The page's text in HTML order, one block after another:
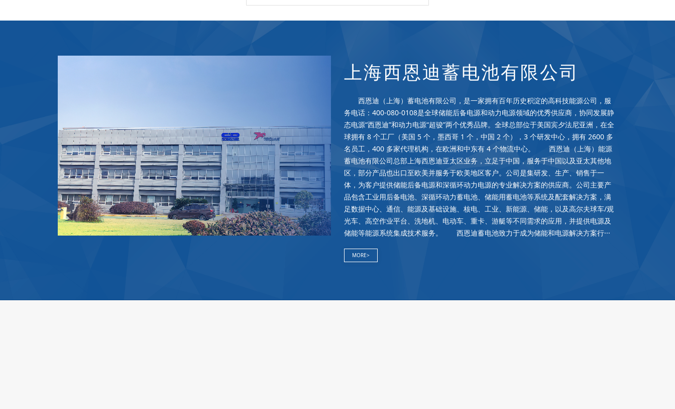
上海西恩迪蓄电池有限公司
西恩迪（上海）蓄电池有限公司，是一家拥有百年历史积淀的高科技能源公司，服
务电话：400-080-0108是全球储能后备电源和动力电源领域的优秀供应商，协同发展静
态电源“西恩迪”和动力电源“超骏”两个优秀品牌。全球总部位于美国宾夕法尼亚洲，在全
球拥有 8 个工厂（美国 5 个，墨西哥 1 个，中国 2 个），3 个研发中心，拥有 2600 多
名员工，400 多家代理机构，在欧洲和中东有 4 个物流中心。 西恩迪（上海）能源
蓄电池有限公司总部上海西恩迪亚太区业务，立足于中国，服务于中国以及亚太其他地
区，部分产品也出口至欧美并服务于欧美地区客户。公司是集研发、生产、销售于一
体，为客户提供储能后备电源和深循环动力电源的专业解决方案的供应商。公司主要产
品包含工业用后备电池、深循环动力蓄电池、储能用蓄电池等系统及配套解决方案，满
足数据中心、通信、能源及基础设施、核电、工业、新能源、储能，以及高尔夫球车/观
光车、高空作业平台、洗地机、电动车、重卡、游艇等不同需求的应用，并提供电源及
储能等能源系统集成技术服务。 西恩迪蓄电池致力于成为储能和电源解决方案行···
MORE>